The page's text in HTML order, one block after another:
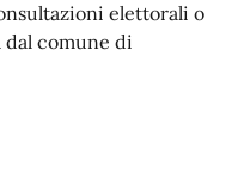
elettorali o
comune di